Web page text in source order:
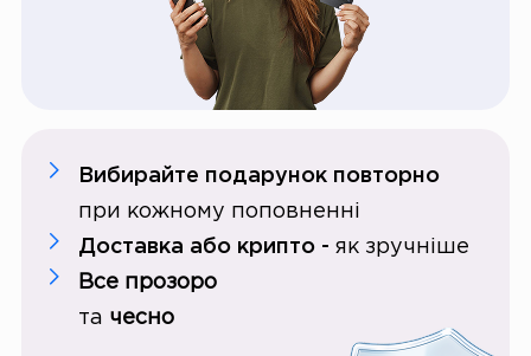
Вибирайте подарунок повторно
при кожному поповненні
Доставка або крипто - як зручніше
Все прозоро
та чесно